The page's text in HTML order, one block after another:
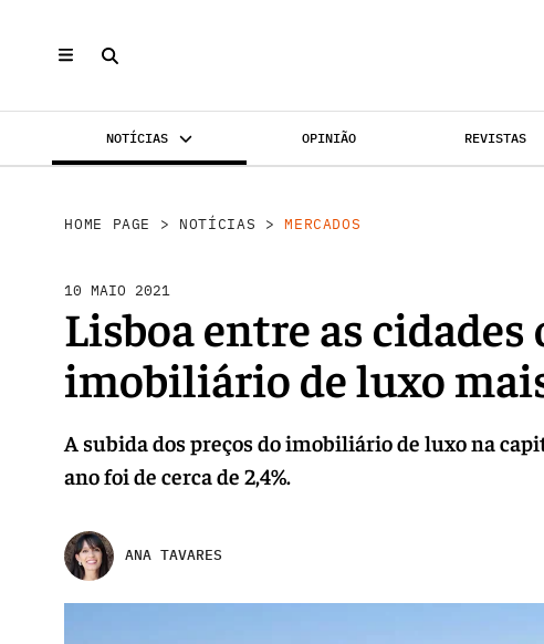
NOTÍCIAS OPINIÃO REVISTAS
HOME PAGE > NOTÍCIAS >MERCADOS
10 MAIO 2021
Lisboa entre as cidades
imobiliário de luxo
A subida dos preços do imobiliário de luxo na
ano foi de cerca de 2,4%.
ANA TAVARES